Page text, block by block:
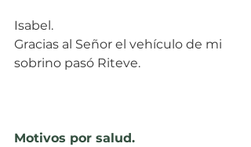
Isabel.
Gracias al Señor el vehículo de mi
sobrino pasó Riteve.
Motivos por salud.